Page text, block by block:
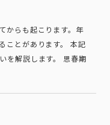
からも起こります。年
ことがあります。 本記
を解説します。 思春期